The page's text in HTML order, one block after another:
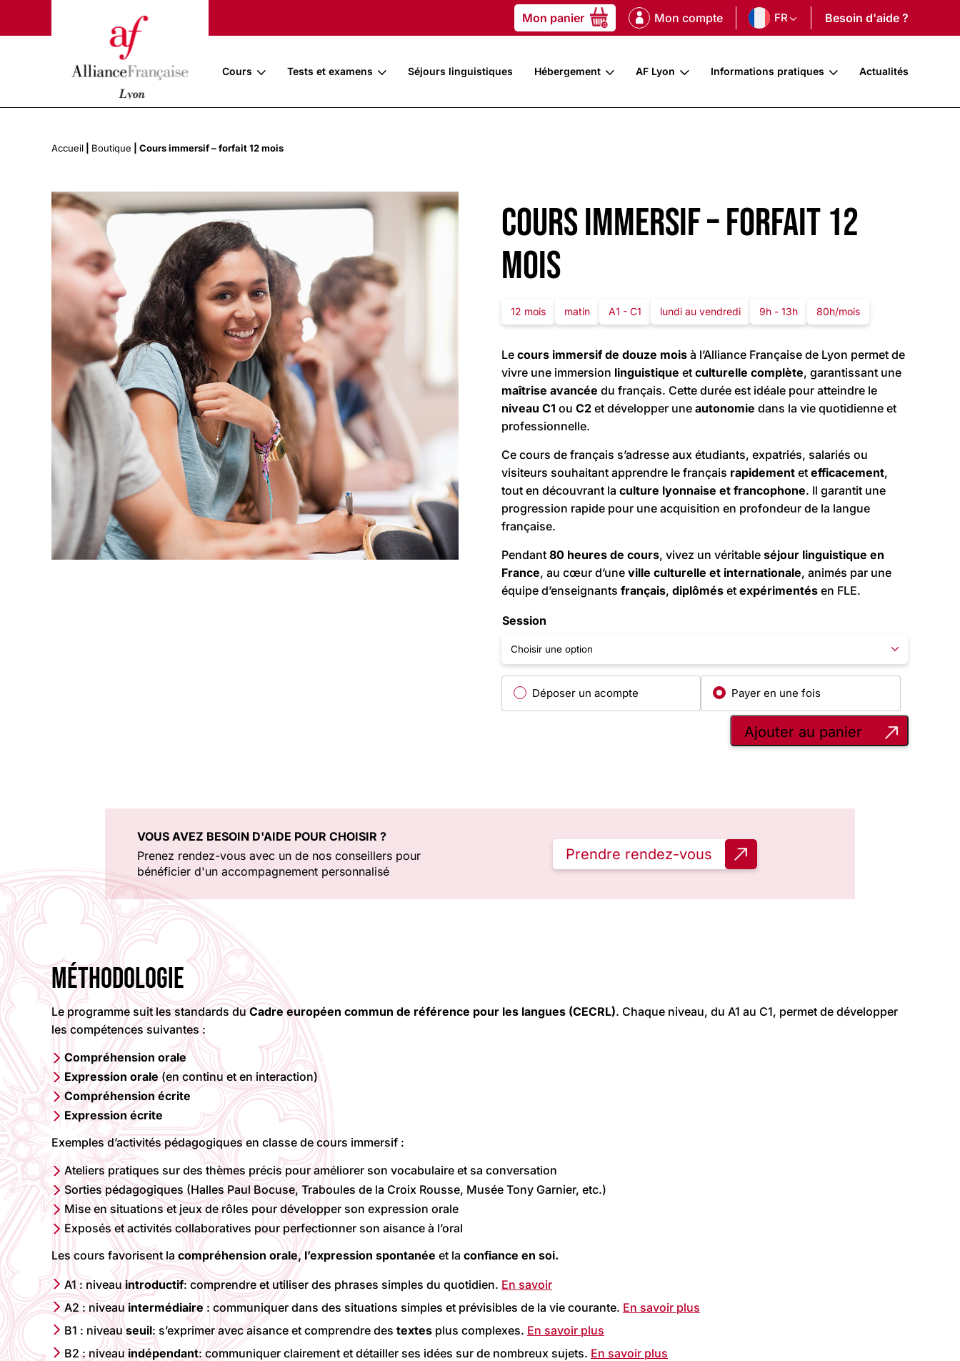
Mon panier 0 Mon compte FR Besoin d'aide ?
Cours Tests et examens Séjours linguistiques Hébergement AF Lyon Informations pratiques Actualités
Accueil Boutique Cours immersif – forfait 12 mois
Cours immersif – forfait 12
mois
12 mois matin A1 - C1 lundi au vendredi 9h - 13h 80h/mois
Le cours immersif de douze mois à l’Alliance Française de Lyon permet de
vivre une immersion linguistique et culturelle complète, garantissant une
maîtrise avancée du français. Cette durée est idéale pour atteindre le
niveau C1 ou C2 et développer une autonomie dans la vie quotidienne et
professionnelle.
Ce cours de français s’adresse aux étudiants, expatriés, salariés ou
visiteurs souhaitant apprendre le français rapidement et efficacement,
tout en découvrant la culture lyonnaise et francophone. Il garantit une
progression rapide pour une acquisition en profondeur de la langue
française.
Pendant 80 heures de cours, vivez un véritable séjour linguistique en
France, au cœur d’une ville culturelle et internationale, animés par une
équipe d’enseignants français, diplômés et expérimentés en FLE.
Session
Déposer un acompte Payer en une fois
Ajouter au panier
VOUS AVEZ BESOIN D'AIDE POUR CHOISIR ?
Prenez rendez-vous avec un de nos conseillers pour
bénéficier d'un accompagnement personnalisé
Prendre rendez-vous
MÉTHODOLOGIE
Le programme suit les standards duCadre européen commun de référence pour les langues (CECRL). Chaque niveau, du A1 au C1, permet de développer
les compétences suivantes :
Compréhension orale
Expression orale(en continu et en interaction)
Compréhension écrite
Expression écrite
Exemples d’activités pédagogiques en classe de cours immersif :
Ateliers pratiques sur des thèmes précis pour améliorer son vocabulaire et sa conversation
Sorties pédagogiques (Halles Paul Bocuse, Traboules de la Croix Rousse, Musée Tony Garnier, etc.)
Mise en situations et jeux de rôles pour développer son expression orale
Exposés et activités collaboratives pour perfectionner son aisance à l’oral
Les cours favorisent lacompréhension orale, l’expression spontanée et la confiance en soi.
A1 : niveauintroductif: comprendre et utiliser des phrases simples du quotidien. En savoir
A2 : niveauintermédiaire: communiquer dans des situations simples et prévisibles de la vie courante. En savoir plus
B1 : niveauseuil: s’exprimer avec aisance et comprendre des textes plus complexes. En savoir plus
B2 : niveauindépendant: communiquer clairement et détailler ses idées sur de nombreux sujets. En savoir plus